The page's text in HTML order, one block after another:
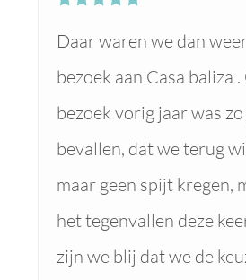
Daar waren we dan
bezoek aan Casa baliza
bezoek vorig jaar was
bevallen, dat we terug
maar geen spijt kregen,
het tegenvallen deze
zijn we blij dat we de